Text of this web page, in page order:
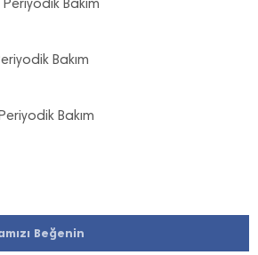
Bakım
Bakım
Bakım
Beğenin